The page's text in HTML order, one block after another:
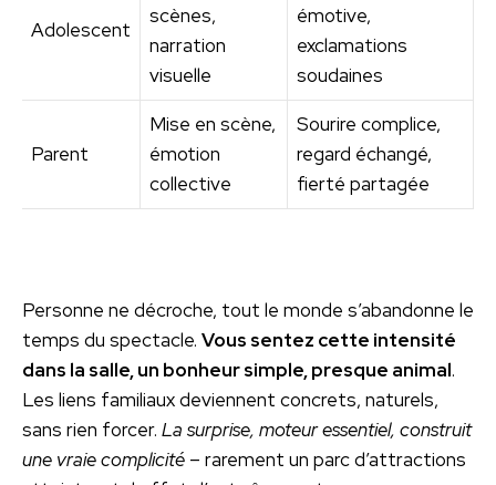
Adolescent
scènes,
narration
visuelle
émotive,
exclamations
soudaines
Parent
Mise en scène,
émotion
collective
Sourire complice,
regard échangé,
fierté partagée
Personne ne décroche, tout le monde s’abandonne le
temps du spectacle. Vous sentez cette intensité
dans la salle, un bonheur simple, presque animal.
Les liens familiaux deviennent concrets, naturels,
sans rien forcer. La surprise, moteur essentiel, construit
une vraie complicité – rarement un parc d’attractions